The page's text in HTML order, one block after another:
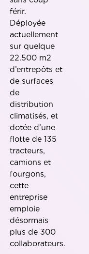
férir.
Déployée
actuellement
sur quelque
22.500 m2
d’entrepôts et
de surfaces
de
distribution
climatisés, et
dotée d’une
flotte de 135
tracteurs,
camions et
fourgons,
cette
entreprise
emploie
désormais
plus de 300
collaborateurs.